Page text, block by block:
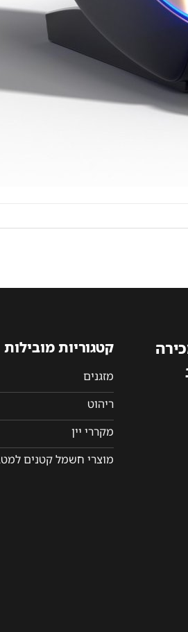
קטגוריות מובילות
מזגנים
ריהוט
מקררי יין
מוצרי חשמל קטנים